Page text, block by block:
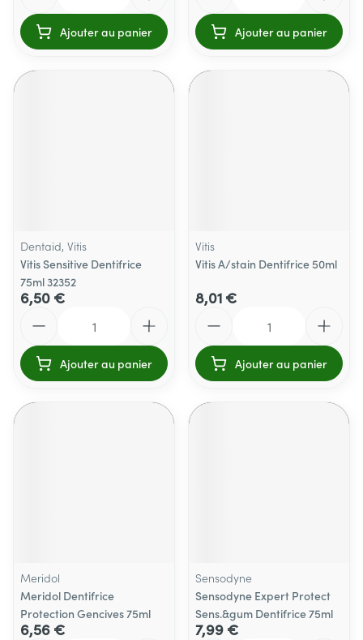
Ajouter au panier Ajouter au panier
Dentaid, Vitis
Vitis Sensitive Dentifrice
75ml 32352
6,50 €
Ajouter au panier
Vitis
Vitis A/stain Dentifrice 50ml
8,01 €
Ajouter au panier
Meridol
Meridol Dentifrice
Protection Gencives 75ml
6,56 €
Sensodyne
Sensodyne Expert Protect
Sens.&gum Dentifrice 75ml
7,99 €